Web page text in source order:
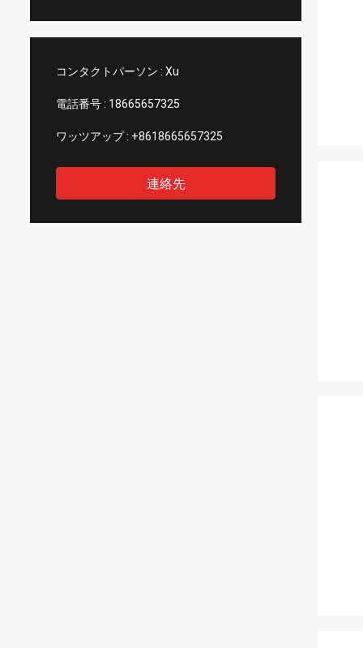
コンタクトパーソン : Xu
電話番号 : 18665657325
ワッツアップ : +8618665657325
連絡先